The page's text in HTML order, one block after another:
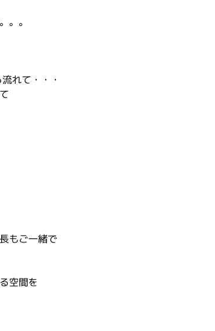
。。
れて・・・
もご一緒で
空間を